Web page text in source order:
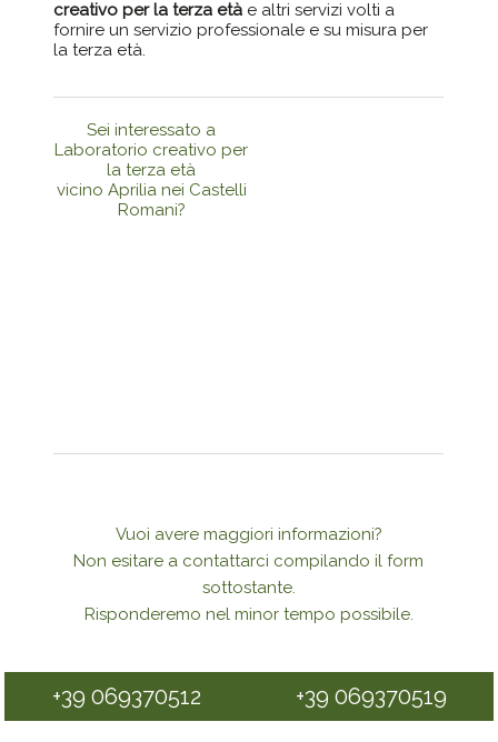
creativo per la terza età e altri servizi volti a
fornire un servizio professionale e su misura per
la terza età.
Sei interessato a
Laboratorio creativo per
la terza età
vicino Aprilia nei Castelli
Romani?
Vuoi avere maggiori informazioni?
Non esitare a contattarci compilando il form
sottostante.
Risponderemo nel minor tempo possibile.
+39 069370512 +39 069370519